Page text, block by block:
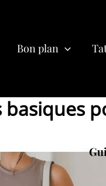
Bon plan